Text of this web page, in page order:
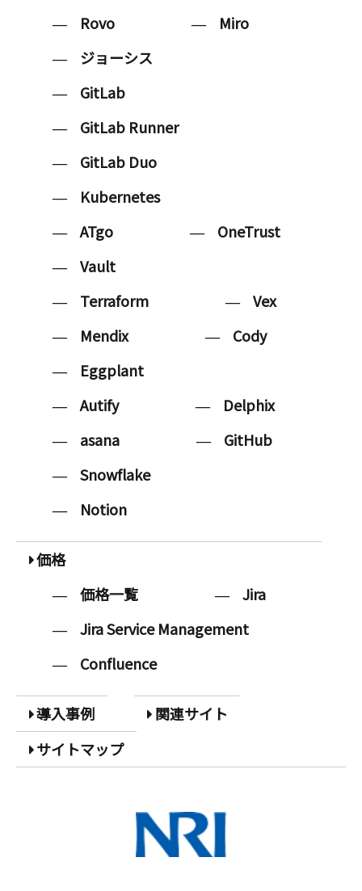
Rovo
Miro
ジョーシス
GitLab
GitLab Runner
GitLab Duo
Kubernetes
ATgo
OneTrust
Vault
Terraform
Vex
Mendix
Cody
Eggplant
Autify
Delphix
asana
GitHub
Snowflake
Notion
価格
価格一覧
Jira
Jira Service Management
Confluence
導入事例
関連サイト
サイトマップ